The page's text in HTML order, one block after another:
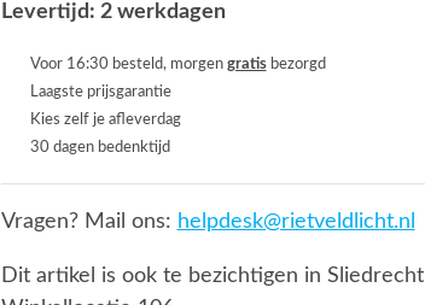
Levertijd: 2 werkdagen
Voor 16:30 besteld, morgen gratisbezorgd
Laagste prijsgarantie
Kies zelf je afleverdag
30 dagen bedenktijd
Vragen? Mail ons: helpdesk@rietveldlicht.nl
Dit artikel is ook te bezichtigen in Sliedrecht